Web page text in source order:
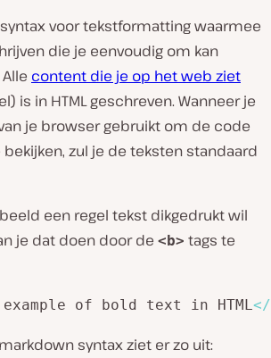
d
e
o
a
f
s
p
e
e
voor tekstformatting waarmee
die je eenvoudig om kan
content die je op het web ziet
is in HTML geschreven. Wanneer je
je browser gebruikt om de code
zul je de teksten standaard
een regel tekst dikgedrukt wil
je dat doen door de <b> tags te
of bold text in HTML </
syntax ziet er zo uit: